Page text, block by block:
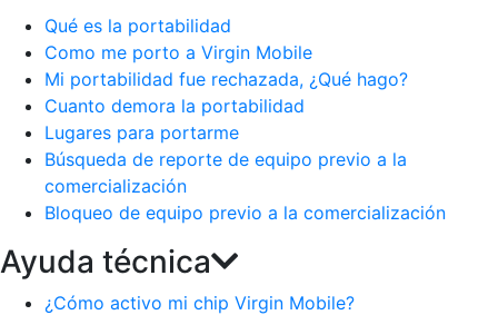
Qué es la portabilidad
Como me porto a Virgin Mobile
Mi portabilidad fue rechazada, ¿Qué hago?
Cuanto demora la portabilidad
Lugares para portarme
Búsqueda de reporte de equipo previo a la
comercialización
Bloqueo de equipo previo a la comercialización
Ayuda técnica
¿Cómo activo mi chip Virgin Mobile?